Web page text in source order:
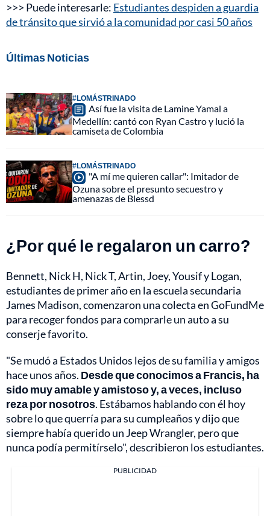
>>> Puede interesarle: Estudiantes despiden a guardia
de tránsito que sirvió a la comunidad por casi 50 años
Últimas Noticias
#LOMÁSTRINADO
Así fue la visita de Lamine Yamal a
Medellín: cantó con Ryan Castro y lució la
camiseta de Colombia
#LOMÁSTRINADO
"A mí me quieren callar": Imitador de
Ozuna sobre el presunto secuestro y
amenazas de Blessd
¿Por qué le regalaron un carro?
Bennett, Nick H, Nick T, Artin, Joey, Yousif y Logan,
estudiantes de primer año en la escuela secundaria
James Madison, comenzaron una colecta en GoFundMe
para recoger fondos para comprarle un auto a su
conserje favorito.
"Se mudó a Estados Unidos lejos de su familia y amigos
hace unos años. Desde que conocimos a Francis, ha
sido muy amable y amistoso y, a veces, incluso
reza por nosotros. Estábamos hablando con él hoy
sobre lo que querría para su cumpleaños y dijo que
siempre había querido un Jeep Wrangler, pero que
nunca podía permitírselo", describieron los estudiantes.
PUBLICIDAD